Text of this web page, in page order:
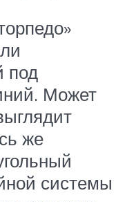
под
Может
же
системы